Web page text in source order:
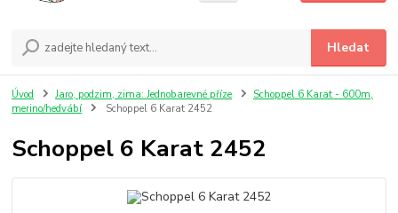
Hledat
Úvod Jaro, podzim, zima: Jednobarevné příze
Schoppel 6 Karat - 600m,
merino/hedvábí
Schoppel 6 Karat 2452
Schoppel 6 Karat 2452